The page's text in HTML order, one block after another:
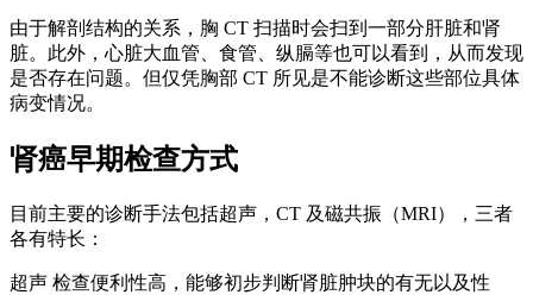
由于解剖结构的关系，胸 CT 扫描时会扫到一部分肝脏和肾
脏。此外，心脏大血管、食管、纵膈等也可以看到，从而发现
是否存在问题。但仅凭胸部 CT 所见是不能诊断这些部位具体
病变情况。
肾癌早期检查方式
目前主要的诊断手法包括超声，CT 及磁共振（MRI），三者
各有特长：
超声 检查便利性高，能够初步判断肾脏肿块的有无以及性